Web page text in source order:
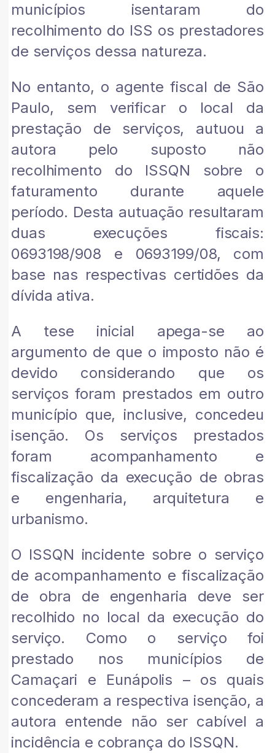
municípios isentaram do
recolhimento do ISS os prestadores
de serviços dessa natureza.
No entanto, o agente fiscal de São
Paulo, sem verificar o local da
prestação de serviços, autuou a
autora pelo suposto não
recolhimento do ISSQN sobre o
faturamento durante aquele
período. Desta autuação resultaram
duas execuções fiscais:
0693198/908 e 0693199/08, com
base nas respectivas certidões da
dívida ativa.
A tese inicial apega-se ao
argumento de que o imposto não é
devido considerando que os
serviços foram prestados em outro
município que, inclusive, concedeu
isenção. Os serviços prestados
foram acompanhamento e
fiscalização da execução de obras
e engenharia, arquitetura e
urbanismo.
O ISSQN incidente sobre o serviço
de acompanhamento e fiscalização
de obra de engenharia deve ser
recolhido no local da execução do
serviço. Como o serviço foi
prestado nos municípios de
Camaçari e Eunápolis – os quais
concederam a respectiva isenção, a
autora entende não ser cabível a
incidência e cobrança do ISSQN.